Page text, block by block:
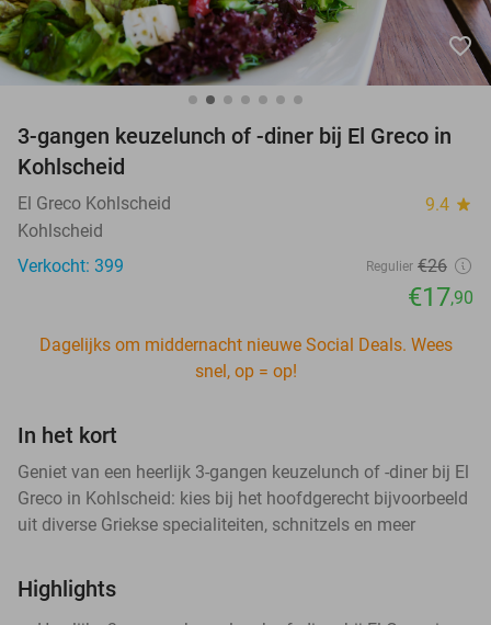
favorite_border
3-gangen keuzelunch of -diner bij El Greco in
Kohlscheid
El Greco Kohlscheid 9.4 star
Kohlscheid
Verkocht: 399
Regulier €26
€17,90
Dagelijks om middernacht nieuwe Social Deals. Wees
snel, op = op!
In het kort
Geniet van een heerlijk 3-gangen keuzelunch of -diner bij El
Greco in Kohlscheid: kies bij het hoofdgerecht bijvoorbeeld
uit diverse Griekse specialiteiten, schnitzels en meer
Highlights